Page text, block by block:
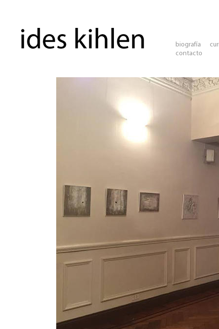
biografía
contacto